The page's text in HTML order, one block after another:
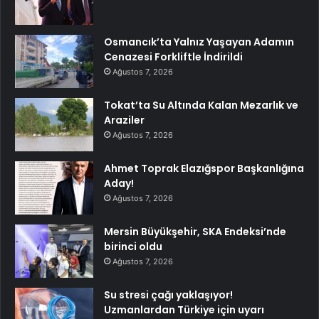
Osmancık’ta Yalnız Yaşayan Adamın
Cenazesi Forkliftle İndirildi
Ağustos 7, 2026
Tokat’ta Su Altında Kalan Mezarlık ve
Araziler
Ağustos 7, 2026
Ahmet Toprak Elazığspor Başkanlığına
Aday!
Ağustos 7, 2026
Mersin Büyükşehir, SKA Endeksi’nde
birinci oldu
Ağustos 7, 2026
Su stresi çağı yaklaşıyor!
Uzmanlardan Türkiye için uyarı